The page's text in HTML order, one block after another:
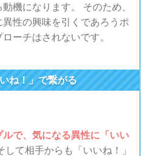
機になります。 そのため、
性の興味を引くであろうポ
ーチはされないです。
ね！」で繋がる
で、気になる異性に「いい
して相手からも「いいね！」